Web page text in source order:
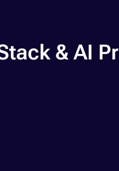
& AI